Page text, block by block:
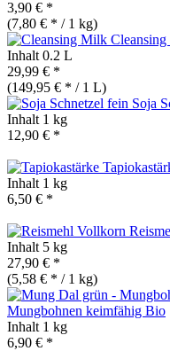
3,90 € *
(7,80 € * / 1 kg)
Inhalt 0.2 L
29,99 € *
(149,95 € * / 1 L)
Soja
Inhalt 1 kg
12,90 € *
Inhalt 1 kg
6,50 € *
Inhalt 5 kg
27,90 € *
(5,58 € * / 1 kg)
Mungbohnen keimfähig Bio
Inhalt 1 kg
6,90 € *